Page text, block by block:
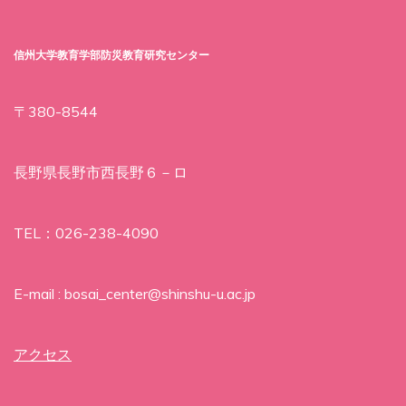
信州大学教育学部防災教育研究センター
〒380-8544
長野県長野市西長野６－ロ
TEL：026-238-4090
E-mail : bosai_center@shinshu-u.ac.jp
アクセス